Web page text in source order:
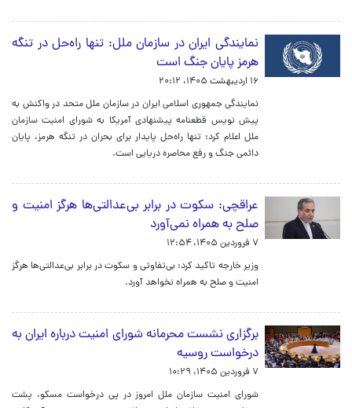
نمایندگی ایران در سازمان ملل: تنها راه‌حل در تنگه
هرمز پایان جنگ است
۱۶ اردیبهشت ۱۴۰۵، ۲۰:۱۲
نمایندگی جمهوری اسلامی ایران در سازمان ملل متحد در واکنش به
پیش نویس قطعنامه پیشنهادی آمریکا به شورای امنیت سازمان
ملل اعلام کرد: تنها راه‌حل پایدار برای بحران در تنگه هرمز، پایان
دائمی جنگ و رفع محاصره دریایی است.
عراقچی: سکوت در برابر بی‌عدالتی‌ها هرگز امنیت و
صلح به همراه نمی‌آورد
۷ فروردین ۱۴۰۵، ۱۲:۵۴
وزیر خارجه تاکید کرد: بی‌تفاوتی و سکوت در برابر بی‌عدالتی‌ها هرگز
امنیت و صلح به همراه نخواهد آورد.
برگزاری نشست محرمانه شورای امنیت درباره ایران به
درخواست روسیه
۷ فروردین ۱۴۰۵، ۱۰:۲۹
شورای امنیت سازمان ملل امروز در پی درخواست مسکو، پشت